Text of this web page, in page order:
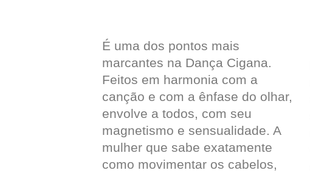
É uma dos pontos mais
marcantes na Dança Cigana.
Feitos em harmonia com a
canção e com a ênfase do olhar,
envolve a todos, com seu
magnetismo e sensualidade. A
mulher que sabe exatamente
como movimentar os cabelos,